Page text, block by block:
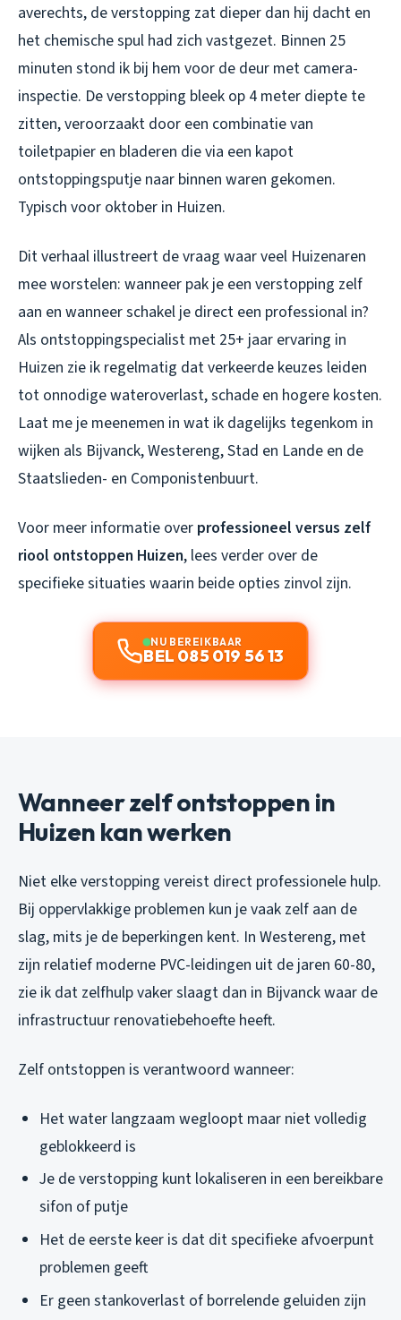
averechts, de verstopping zat dieper dan hij dacht en
het chemische spul had zich vastgezet. Binnen 25
minuten stond ik bij hem voor de deur met camera-
inspectie. De verstopping bleek op 4 meter diepte te
zitten, veroorzaakt door een combinatie van
toiletpapier en bladeren die via een kapot
ontstoppingsputje naar binnen waren gekomen.
Typisch voor oktober in Huizen.
Dit verhaal illustreert de vraag waar veel Huizenaren
mee worstelen: wanneer pak je een verstopping zelf
aan en wanneer schakel je direct een professional in?
Als ontstoppingspecialist met 25+ jaar ervaring in
Huizen zie ik regelmatig dat verkeerde keuzes leiden
tot onnodige wateroverlast, schade en hogere kosten.
Laat me je meenemen in wat ik dagelijks tegenkom in
wijken als Bijvanck, Westereng, Stad en Lande en de
Staatslieden- en Componistenbuurt.
Voor meer informatie over professioneel versus zelf
riool ontstoppen Huizen, lees verder over de
specifieke situaties waarin beide opties zinvol zijn.
NU BEREIKBAAR
BEL 085 019 56 13
Wanneer zelf ontstoppen in
Huizen kan werken
Niet elke verstopping vereist direct professionele hulp.
Bij oppervlakkige problemen kun je vaak zelf aan de
slag, mits je de beperkingen kent. In Westereng, met
zijn relatief moderne PVC-leidingen uit de jaren 60-80,
zie ik dat zelfhulp vaker slaagt dan in Bijvanck waar de
infrastructuur renovatiebehoefte heeft.
Zelf ontstoppen is verantwoord wanneer:
Het water langzaam wegloopt maar niet volledig
geblokkeerd is
Je de verstopping kunt lokaliseren in een bereikbare
sifon of putje
Het de eerste keer is dat dit specifieke afvoerpunt
problemen geeft
Er geen stankoverlast of borrelende geluiden zijn